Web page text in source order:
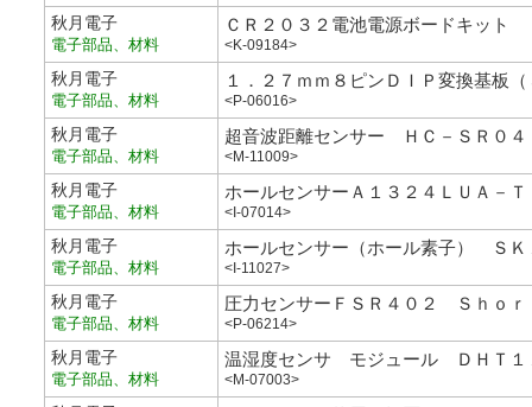
秋月電子
電子部品、材料
ＣＲ２０３２電池電源ボードキット
<K-09184>
秋月電子
電子部品、材料
１．２７ｍｍ８ピンＤＩＰ変換基板
<P-06016>
秋月電子
電子部品、材料
超音波距離センサー ＨＣ－ＳＲ０４
<M-11009>
秋月電子
電子部品、材料
ホールセンサーＡ１３２４ＬＵＡ－Ｔ
<I-07014>
秋月電子
電子部品、材料
ホールセンサー（ホール素子） Ｓ
<I-11027>
秋月電子
電子部品、材料
圧力センサーＦＳＲ４０２ Ｓｈｏ
<P-06214>
秋月電子
電子部品、材料
温湿度センサ モジュール ＤＨＴ１
<M-07003>